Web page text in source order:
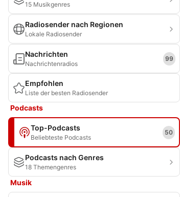
15 Musikgenres
Radiosender nach Regionen
Lokale Radiosender
Nachrichten
Nachrichtenradios
99
Empfohlen
Liste der besten Radiosender
Podcasts
Top-Podcasts
Beliebteste Podcasts
50
Podcasts nach Genres
18 Themengenres
Musik